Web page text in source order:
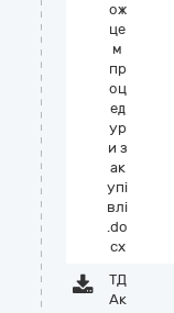
ож
це
м
пр
оц
ед
ур
и з
ак
упі
влі
.do
cx
ТД
Ак